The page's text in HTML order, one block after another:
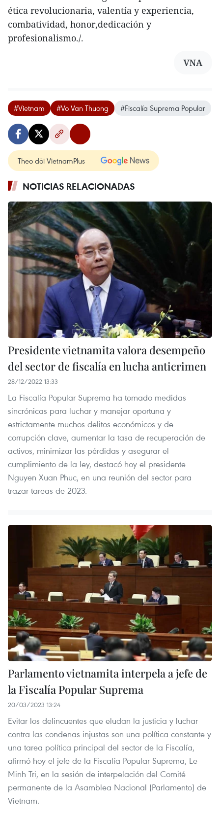
ética revolucionaria, valentía y experiencia,
combatividad, honor,dedicación y
profesionalismo./.
VNA
#Vietnam #Vo Van Thuong #Fiscalía Suprema Popular
Theo dõi VietnamPlus
NOTICIAS RELACIONADAS
Presidente vietnamita valora desempeño
del sector de fiscalía en lucha anticrimen
28/12/2022 13:33
La Fiscalía Popular Suprema ha tomado medidas
sincrónicas para luchar y manejar oportuna y
estrictamente muchos delitos económicos y de
corrupción clave, aumentar la tasa de recuperación de
activos, minimizar las pérdidas y asegurar el
cumplimiento de la ley, destacó hoy el presidente
Nguyen Xuan Phuc, en una reunión del sector para
trazar tareas de 2023.
Parlamento vietnamita interpela a jefe de
la Fiscalía Popular Suprema
20/03/2023 13:24
Evitar los delincuentes que eludan la justicia y luchar
contra las condenas injustas son una política constante y
una tarea política principal del sector de la Fiscalía,
afirmó hoy el jefe de la Fiscalía Popular Suprema, Le
Minh Tri, en la sesión de interpelación del Comité
permanente de la Asamblea Nacional (Parlamento) de
Vietnam.